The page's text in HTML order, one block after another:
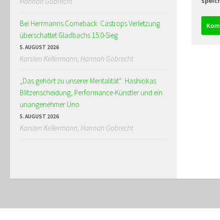
Bei Herrmanns Comeback: Castrops Verletzung
überschattet Gladbachs 15:0-Sieg
5. AUGUST 2026
Karsten Kellermann, Hannah Gobrecht
„Das gehört zu unserer Mentalität“: Hashiokas
Blitzenscheidung, Performance-Künstler und ein
unangenehmer Uno
5. AUGUST 2026
Karsten Kellermann, Hannah Gobrecht